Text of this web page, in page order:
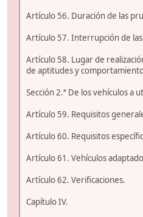
Artículo 56. Duración de las
Artículo 57. Interrupción de
Artículo 58. Lugar de
de aptitudes y
Sección 2.ª De los vehículos a
Artículo 59. Requisitos
Artículo 60. Requisitos
Artículo 61. Vehículos
Artículo 62. Verificaciones.
Capítulo IV.